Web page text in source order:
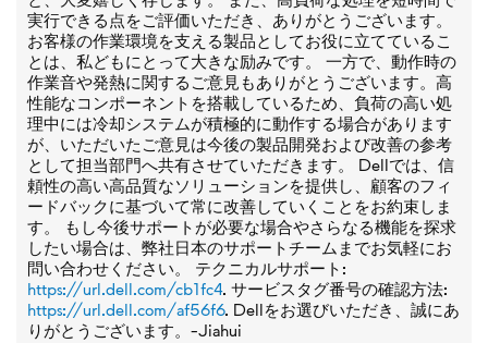
実行できる点をご評価いただき、ありがとうございます。
お客様の作業環境を支える製品としてお役に立てているこ
とは、私どもにとって大きな励みです。 一方で、動作時の
作業音や発熱に関するご意見もありがとうございます。高
性能なコンポーネントを搭載しているため、負荷の高い処
理中には冷却システムが積極的に動作する場合があります
が、いただいたご意見は今後の製品開発および改善の参考
として担当部門へ共有させていただきます。 Dellでは、信
頼性の高い高品質なソリューションを提供し、顧客のフィ
ードバックに基づいて常に改善していくことをお約束しま
す。 もし今後サポートが必要な場合やさらなる機能を探求
したい場合は、弊社日本のサポートチームまでお気軽にお
問い合わせください。 テクニカルサポート:
https://url.dell.com/cb1fc4. サービスタグ番号の確認方法:
https://url.dell.com/af56f6. Dellをお選びいただき、誠にあ
りがとうございます。-Jiahui